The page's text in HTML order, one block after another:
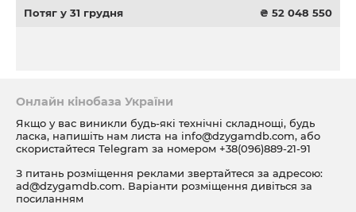
Потяг у 31 грудня ₴ 52 048 550
Онлайн кінобаза України
Якщо у вас виникли будь-які технічні складнощі, будь
ласка, напишіть нам листа на info@dzygamdb.com, або
скористайтеся Telegram за номером +38(096)889-21-91
З питань розміщення реклами звертайтеся за адресою:
ad@dzygamdb.com. Варіанти розміщення дивіться за
посиланням